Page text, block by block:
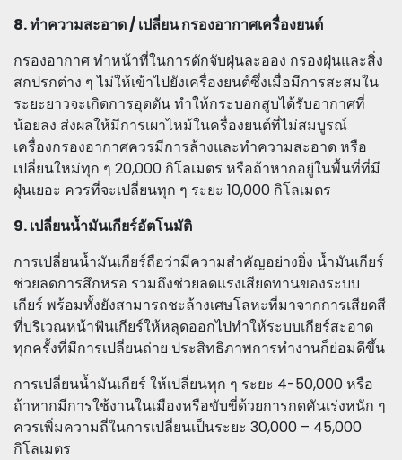
8. ทำความสะอาด / เปลี่ยน กรองอากาศเครื่องยนต์
กรองอากาศ ทำหน้าที่ในการดักจับฝุ่นละออง กรองฝุ่นและสิ่ง
สกปรกต่าง ๆ ไม่ให้เข้าไปยังเครื่องยนต์ซึ่งเมื่อมีการสะสมใน
ระยะยาวจะเกิดการอุดตัน ทำให้กระบอกสูบได้รับอากาศที่
น้อยลง ส่งผลให้มีการเผาไหม้ในครื่องยนต์ที่ไม่สมบูรณ์
เครื่องกรองอากาศควรมีการล้างและทำความสะอาด หรือ
เปลี่ยนใหม่ทุก ๆ 20,000 กิโลเมตร หรือถ้าหากอยู่ในพื้นที่ที่มี
ฝุ่นเยอะ ควรที่จะเปลี่ยนทุก ๆ ระยะ 10,000 กิโลเมตร
9. เปลี่ยนน้ำมันเกียร์อัตโนมัติ
การเปลี่ยนน้ำมันเกียร์ถือว่ามีความสำคัญอย่างยิ่ง น้ำมันเกียร์
ช่วยลดการสึกหรอ รวมถึงช่วยลดแรงเสียดทานของระบบ
เกียร์ พร้อมทั้งยังสามารถชะล้างเศษโลหะที่มาจากการเสียดสี
ที่บริเวณหน้าฟันเกียร์ให้หลุดออกไปทำให้ระบบเกียร์สะอาด
ทุกครั้งที่มีการเปลี่ยนถ่าย ประสิทธิภาพการทำงานก็ย่อมดีขึ้น
การเปลี่ยนน้ำมันเกียร์ ให้เปลี่ยนทุก ๆ ระยะ 4-50,000 หรือ
ถ้าหากมีการใช้งานในเมืองหรือขับขี่ด้วยการกดคันเร่งหนัก ๆ
ควรเพิ่มความถี่ในการเปลี่ยนเป็นระยะ 30,000 – 45,000
กิโลเมตร